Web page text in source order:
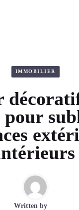
IMMOBILIER
pour
Written by